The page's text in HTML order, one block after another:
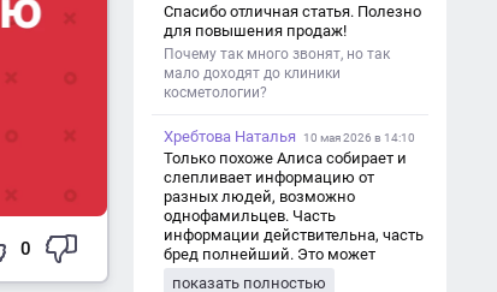
0
Спасибо отличная статья. Полезно
для повышения продаж!
Почему так много звонят, но так
мало доходят до клиники
косметологии?
Хребтова Наталья 10 мая 2026 в 14:10
Только похоже Алиса собирает и
слепливает информацию от
разных людей, возможно
однофамильцев. Часть
информации действительна, часть
бред полнейший. Это может
показать полностью